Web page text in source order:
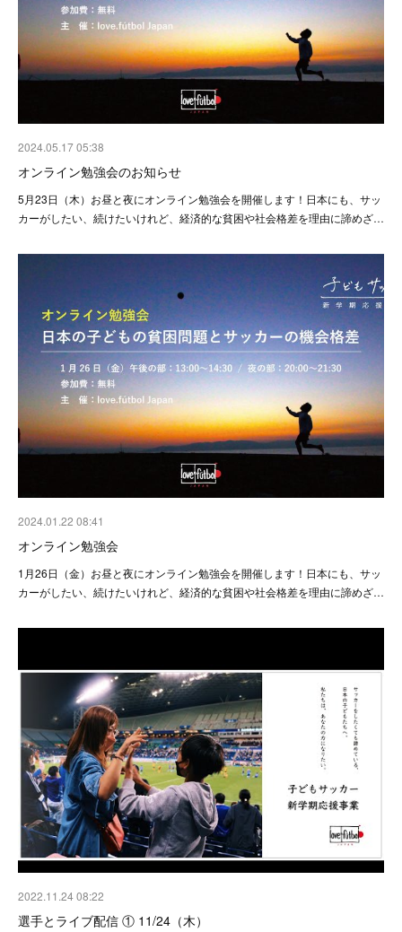
2024.05.17 05:38
オンライン勉強会のお知らせ
5月23日（木）お昼と夜にオンライン勉強会を開催します！日本にも、サッ
カーがしたい、続けたいけれど、経済的な貧困や社会格差を理由に諦めざ…
2024.01.22 08:41
オンライン勉強会
1月26日（金）お昼と夜にオンライン勉強会を開催します！日本にも、サッ
カーがしたい、続けたいけれど、経済的な貧困や社会格差を理由に諦めざ…
2022.11.24 08:22
選手とライブ配信 ① 11/24（木）